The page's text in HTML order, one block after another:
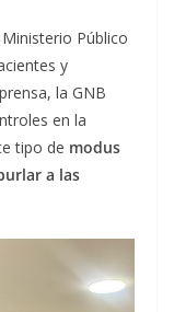
Público
y
la GNB
en la
tipo de modus
a las